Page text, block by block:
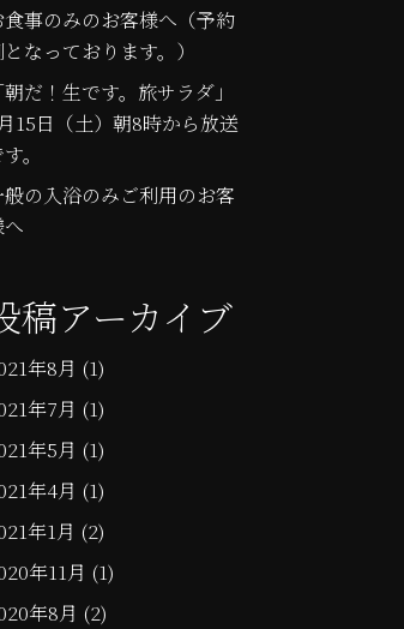
食事のみのお客様へ（予約
なっております。）
朝だ！生です。旅サラダ」
15日（土）朝8時から放送
。
般の入浴のみご利用のお客
稿アーカイブ
年8月 (1)
年7月 (1)
年5月 (1)
年4月 (1)
年1月 (2)
年11月 (1)
年8月 (2)